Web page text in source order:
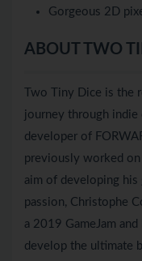
Gorgeous 2D
ABOUT TWO
Two Tiny Dice is the
journey through
developer of
previously worked
aim of developing his
passion, Christophe
a 2019 GameJam
develop the ultimate